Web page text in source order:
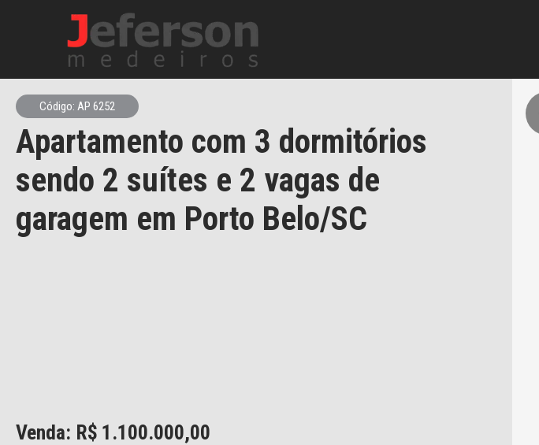
Código: AP 6252
Apartamento com 3 dormitórios
sendo 2 suítes e 2 vagas de
garagem em Porto Belo/SC
Venda: R$ 1.100.000,00